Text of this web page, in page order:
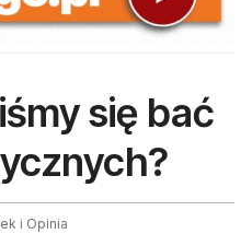
się bać
i Opinia